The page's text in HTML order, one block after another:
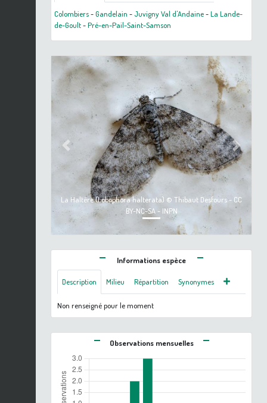
Colombiers-Gandelain - Juvigny Val d'Andaine-La Lande-
de-Goult-Pré-en-Pail-Saint-Samson
La Haltère (Lobophora halterata) © Thibaut Desfours - CC
BY-NC-SA - INPN
Previous Next
Informations espèce
Description Milieu Répartition Synonymes
Non renseigné pour le moment
Observations mensuelles